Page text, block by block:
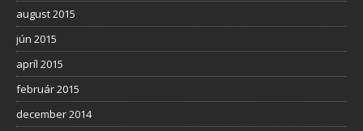
august 2015
jún 2015
apríl 2015
február 2015
december 2014